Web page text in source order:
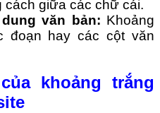
cách giữa các chữ cái.
văn bản: Khoảng
đoạn hay các cột văn
khoảng trắng